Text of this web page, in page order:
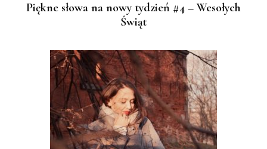
Piękne słowa na nowy tydzień #4 – Wesołych
Świąt